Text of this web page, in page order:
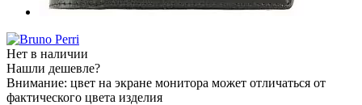
Нет в наличии
Нашли дешевле?
Внимание: цвет на экране монитора может отличаться от
фактического цвета изделия